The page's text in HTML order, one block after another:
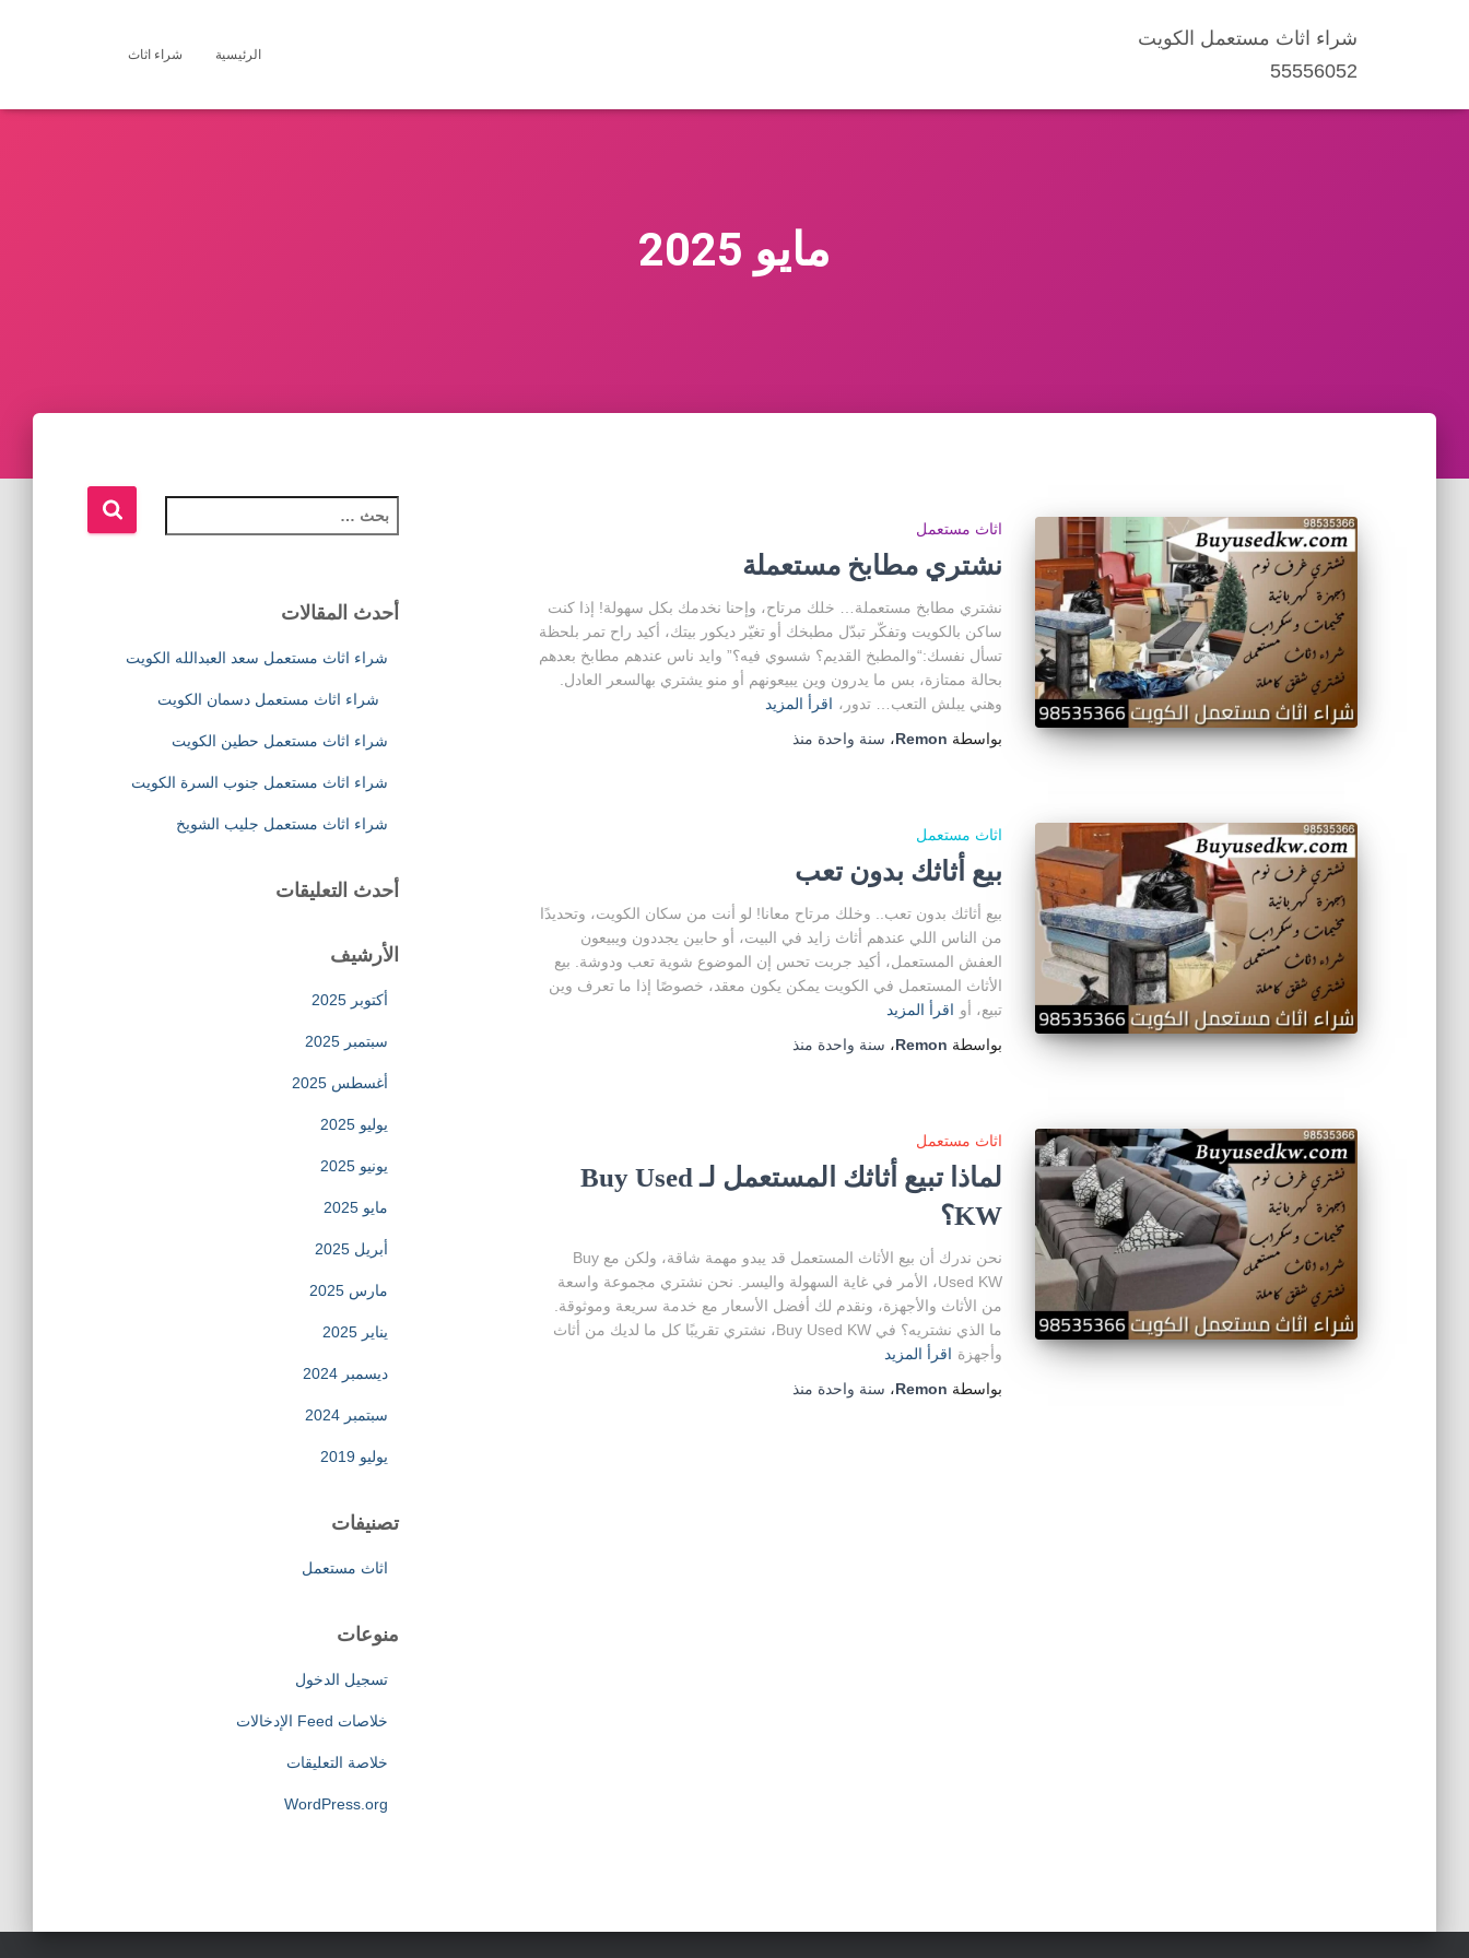
شراء اثاث مستعمل الكويت
55556052
الرئيسية شراء اثاث
مايو 2025
اثاث مستعمل
نشتري مطابخ مستعملة
نشتري مطابخ مستعملة… خلك مرتاح، وإحنا نخدمك بكل سهولة! إذا كنت
ساكن بالكويت وتفكّر تبدّل مطبخك أو تغيّر ديكور بيتك، أكيد راح تمر بلحظة
تسأل نفسك:“والمطبخ القديم؟ شسوي فيه؟” وايد ناس عندهم مطابخ بعدهم
بحالة ممتازة، بس ما يدرون وين يبيعونهم أو منو يشتري بهالسعر العادل.
وهني يبلش التعب… تدور، اقرأ المزيد
بواسطة Remon، سنة واحدة منذ
اثاث مستعمل
بيع أثاثك بدون تعب
بيع أثاثك بدون تعب.. وخلك مرتاح معانا! لو أنت من سكان الكويت، وتحديدًا
من الناس اللي عندهم أثاث زايد في البيت، أو حابين يجددون ويبيعون
العفش المستعمل، أكيد جربت تحس إن الموضوع شوية تعب ودوشة. بيع
الأثاث المستعمل في الكويت يمكن يكون معقد، خصوصًا إذا ما تعرف وين
تبيع، أو اقرأ المزيد
بواسطة Remon، سنة واحدة منذ
اثاث مستعمل
لماذا تبيع أثاثك المستعمل لـ Buy Used
KW؟
نحن ندرك أن بيع الأثاث المستعمل قد يبدو مهمة شاقة، ولكن مع Buy
Used KW، الأمر في غاية السهولة واليسر. نحن نشتري مجموعة واسعة
من الأثاث والأجهزة، ونقدم لك أفضل الأسعار مع خدمة سريعة وموثوقة.
ما الذي نشتريه؟ في Buy Used KW، نشتري تقريبًا كل ما لديك من أثاث
وأجهزة اقرأ المزيد
بواسطة Remon، سنة واحدة منذ
ل
ثأحدث المقالات
شراء اثاث مستعمل سعد العبدالله الكويت
شراء اثاث مستعمل دسمان الكويت
شراء اثاث مستعمل حطين الكويت
شراء اثاث مستعمل جنوب السرة الكويت
شراء اثاث مستعمل جليب الشويخ
أحدث التعليقات
الأرشيف
أكتوبر 2025
سبتمبر 2025
أغسطس 2025
يوليو 2025
يونيو 2025
مايو 2025
أبريل 2025
مارس 2025
يناير 2025
ديسمبر 2024
سبتمبر 2024
يوليو 2019
تصنيفات
اثاث مستعمل
منوعات
تسجيل الدخول
خلاصات Feed الإدخالات
خلاصة التعليقات
WordPress.org